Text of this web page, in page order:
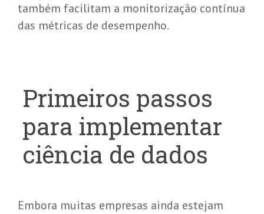
também facilitam a monitorização contínua
das métricas de desempenho.
Primeiros passos
para implementar
ciência de dados
Embora muitas empresas ainda estejam